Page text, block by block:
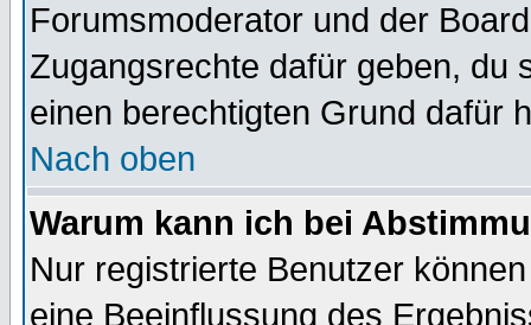
Forumsmoderator und der
Zugangsrechte dafür geben, du
einen berechtigten Grund dafür
Nach oben
Warum kann ich bei
Nur registrierte Benutzer
eine Beeinflussung des